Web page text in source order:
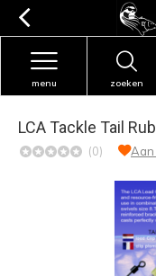
zoeken
menu
LCA Tackle Tail
(0) Aan